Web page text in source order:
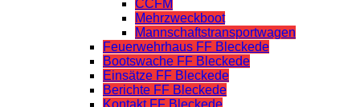
CCFM
Mehrzweckboot
Mannschaftstransportwagen
Feuerwehrhaus FF Bleckede
Bootswache FF Bleckede
Einsätze FF Bleckede
Berichte FF Bleckede
Kontakt FF Bleckede